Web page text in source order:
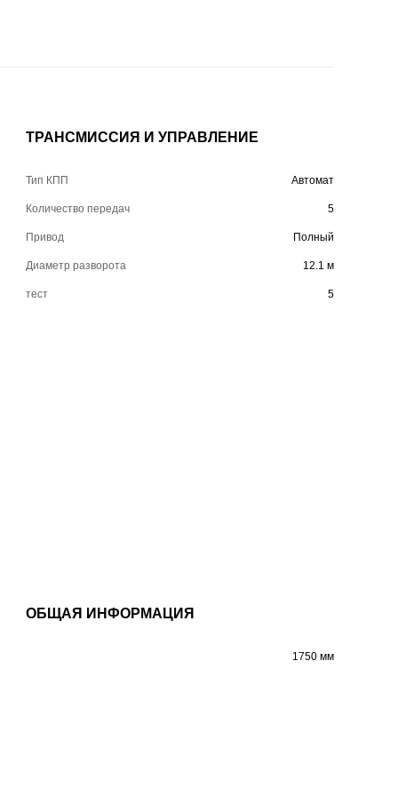
ТРАНСМИССИЯ И УПРАВЛЕНИЕ
Тип КПП Автомат
Количество передач 5
Привод Полный
Диаметр разворота 12.1 м
тест 5
ОБЩАЯ ИНФОРМАЦИЯ
1750 мм